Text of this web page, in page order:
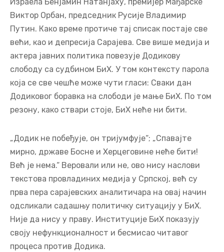
Израела Бенјамин Натанјаху, премијер Мађарске
Виктор Орбан, председник Русије Владимир
Путин. Како време протиче тај списак постаје све
већи, као и депресија Сарајева. Све више медија и
актера јавних политика повезује Додикову
слободу са судбином БиХ. У том контексту парола
која се све чешће може чути гласи: Сваки дан
Додиковог боравка на слободи је мање БиХ. По том
резону, како ствари стоје, БиХ неће ни бити.
„Додик не побеђује, он тријумфује“; „Спавајте
мирно, државе Босне и Херцеговине неће бити!
Већ је нема.“ Веровали или не, ово нису наслови
текстова провладиних медија у Српској, већ су
прва пера сарајевских аналитичара на овај начин
одсликали садашњу политичку ситуацију у БиХ.
Није да нису у праву. Институције БиХ показују
своју нефункционалност и бесмисао читавог
процеса против Додика.